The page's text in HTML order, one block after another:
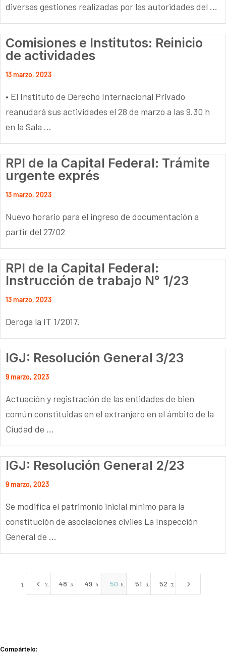
diversas gestiones realizadas por las autoridades del ...
Comisiones e Institutos: Reinicio
de actividades
13 marzo, 2023
• El Instituto de Derecho Internacional Privado
reanudará sus actividades el 28 de marzo a las 9.30 h
en la Sala ...
RPI de la Capital Federal: Trámite
urgente exprés
13 marzo, 2023
Nuevo horario para el ingreso de documentación a
partir del 27/02
RPI de la Capital Federal:
Instrucción de trabajo N° 1/23
13 marzo, 2023
Deroga la IT 1/2017.
IGJ: Resolución General 3/23
9 marzo, 2023
Actuación y registración de las entidades de bien
común constituidas en el extranjero en el ámbito de la
Ciudad de ...
IGJ: Resolución General 2/23
9 marzo, 2023
Se modifica el patrimonio inicial mínimo para la
constitución de asociaciones civiles La Inspección
General de ...
4 48 49 50 51 52 5
Compártelo: